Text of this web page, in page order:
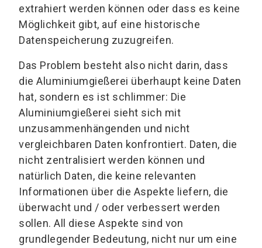
extrahiert werden können oder dass es keine
Möglichkeit gibt, auf eine historische
Datenspeicherung zuzugreifen.
Das Problem besteht also nicht darin, dass
die Aluminiumgießerei überhaupt keine Daten
hat, sondern es ist schlimmer: Die
Aluminiumgießerei sieht sich mit
unzusammenhängenden und nicht
vergleichbaren Daten konfrontiert. Daten, die
nicht zentralisiert werden können und
natürlich Daten, die keine relevanten
Informationen über die Aspekte liefern, die
überwacht und / oder verbessert werden
sollen. All diese Aspekte sind von
grundlegender Bedeutung, nicht nur um eine